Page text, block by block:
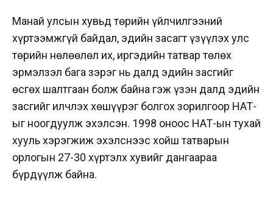
Манай улсын хувьд төрийн үйлчилгээний
хүртээмжгүй байдал, эдийн засагт үзүүлэх улс
төрийн нөлөөлөл их, иргэдийн татвар төлөх
эрмэлзэл бага зэрэг нь далд эдийн засгийг
өсгөх шалтгаан болж байна гэж үзэн далд эдийн
засгийг илчлэх хөшүүрэг болгох зорилгоор НӨАТ-
ыг ноогдуулж эхэлсэн. 1998 оноос НӨАТ-ын тухай
хууль хэрэгжиж эхэлснээс хойш татварын
орлогын 27-30 хүртэлх хувийг дангаараа
бүрдүүлж байна.